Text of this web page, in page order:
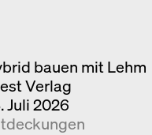
bauen mit Lehm
Verlag
Juli 2026